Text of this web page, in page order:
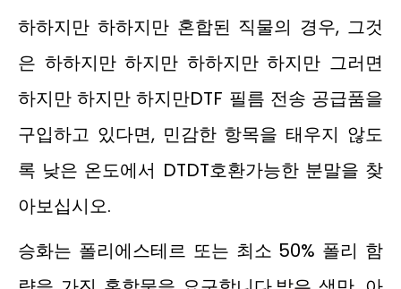
하하지만 하하지만 혼합된 직물의 경우, 그것
은 하하지만 하지만 하하지만 하지만 그러면
하지만 하지만 하지만DTF 필름 전송 공급품을
구입하고 있다면, 민감한 항목을 태우지 않도
록 낮은 온도에서 DTDT호환가능한 분말을 찾
아보십시오.
승화는 폴리에스테르 또는 최소 50% 폴리 함